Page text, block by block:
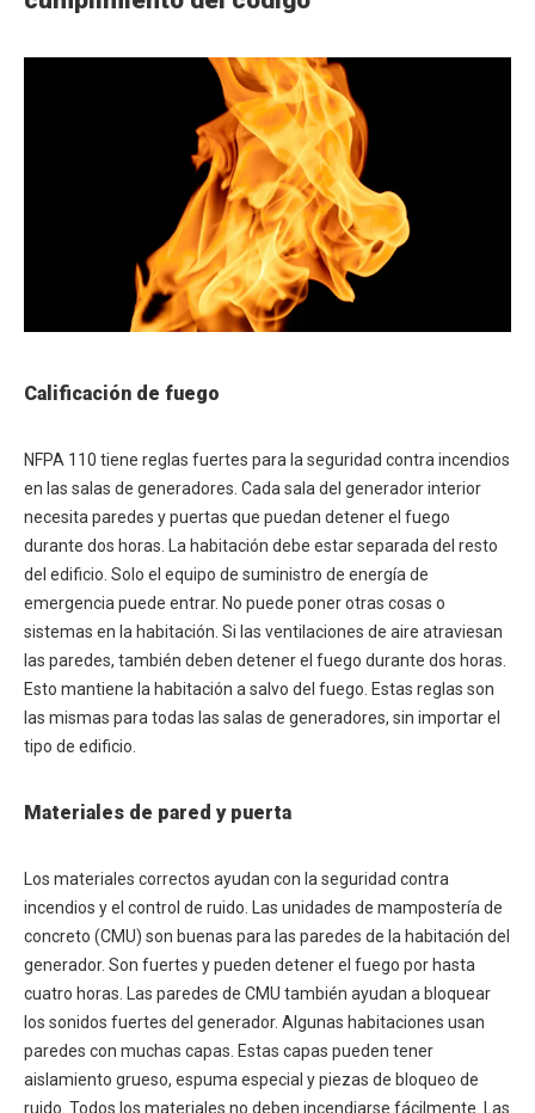
Calificación de fuego
NFPA 110 tiene reglas fuertes para la seguridad contra incendios
en las salas de generadores. Cada sala del generador interior
necesita paredes y puertas que puedan detener el fuego
durante dos horas. La habitación debe estar separada del resto
del edificio. Solo el equipo de suministro de energía de
emergencia puede entrar. No puede poner otras cosas o
sistemas en la habitación. Si las ventilaciones de aire atraviesan
las paredes, también deben detener el fuego durante dos horas.
Esto mantiene la habitación a salvo del fuego. Estas reglas son
las mismas para todas las salas de generadores, sin importar el
tipo de edificio.
Materiales de pared y puerta
Los materiales correctos ayudan con la seguridad contra
incendios y el control de ruido. Las unidades de mampostería de
concreto (CMU) son buenas para las paredes de la habitación del
generador. Son fuertes y pueden detener el fuego por hasta
cuatro horas. Las paredes de CMU también ayudan a bloquear
los sonidos fuertes del generador. Algunas habitaciones usan
paredes con muchas capas. Estas capas pueden tener
aislamiento grueso, espuma especial y piezas de bloqueo de
ruido. Todos los materiales no deben incendiarse fácilmente. Las